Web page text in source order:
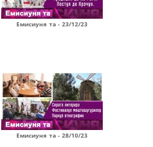
Емисиуня та - 23/12/23
Емисиуня та - 28/10/23